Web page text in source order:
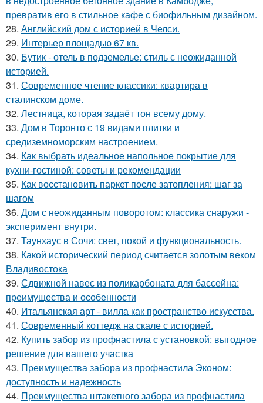
превратив его в стильное кафе с биофильным дизайном.
28. Английский дом с историей в Челси.
29. Интерьер площадью 67 кв.
30. Бутик - отель в подземелье: стиль с неожиданной
историей.
31. Современное чтение классики: квартира в
сталинском доме.
32. Лестница, которая задаёт тон всему дому.
33. Дом в Торонто с 19 видами плитки и
средиземноморским настроением.
34. Как выбрать идеальное напольное покрытие для
кухни-гостиной: советы и рекомендации
35. Как восстановить паркет после затопления: шаг за
шагом
36. Дом с неожиданным поворотом: классика снаружи -
эксперимент внутри.
37. Таунхаус в Сочи: свет, покой и функциональность.
38. Какой исторический период считается золотым веком
Владивостока
39. Сдвижной навес из поликарбоната для бассейна:
преимущества и особенности
40. Итальянская арт - вилла как пространство искусства.
41. Современный коттедж на скале с историей.
42. Купить забор из профнастила с установкой: выгодное
решение для вашего участка
43. Преимущества забора из профнастила Эконом:
доступность и надежность
44. Преимущества штакетного забора из профнастила